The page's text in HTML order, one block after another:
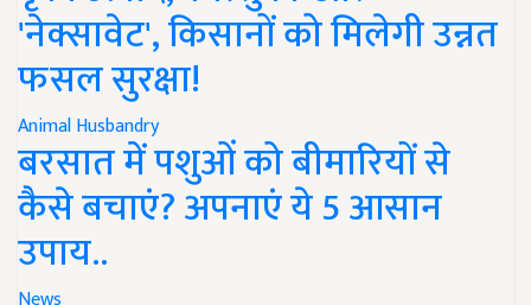
'नेक्सावेट', किसानों को मिलेगी उन्नत
फसल सुरक्षा!
Animal Husbandry
बरसात में पशुओं को बीमारियों से
कैसे बचाएं? अपनाएं ये 5 आसान
उपाय..